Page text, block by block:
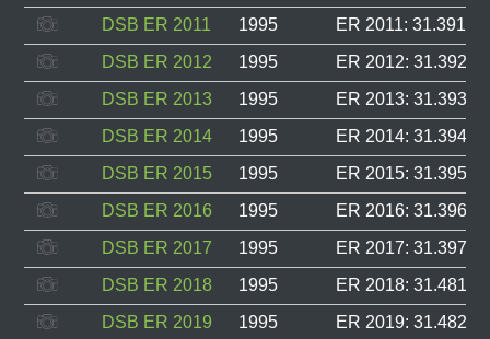
DSB ER 2011
1995
ER 2011: 31.391,
DSB ER 2012
1995
ER 2012: 31.392,
DSB ER 2013
1995
ER 2013: 31.393,
DSB ER 2014
1995
ER 2014: 31.394,
DSB ER 2015
1995
ER 2015: 31.395,
DSB ER 2016
1995
ER 2016: 31.396,
DSB ER 2017
1995
ER 2017: 31.397,
DSB ER 2018
1995
ER 2018: 31.481,
DSB ER 2019
1995
ER 2019: 31.482,